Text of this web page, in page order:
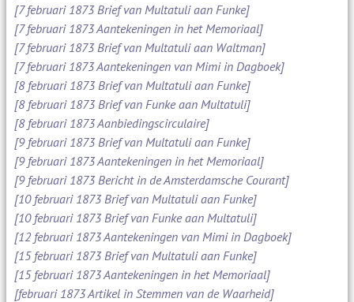
[7 februari 1873 Brief van Multatuli aan Funke]
[7 februari 1873 Aantekeningen in het Memoriaal]
[7 februari 1873 Brief van Multatuli aan Waltman]
[7 februari 1873 Aantekeningen van Mimi in Dagboek]
[8 februari 1873 Brief van Multatuli aan Funke]
[8 februari 1873 Brief van Funke aan Multatuli]
[8 februari 1873 Aanbiedingscirculaire]
[9 februari 1873 Brief van Multatuli aan Funke]
[9 februari 1873 Aantekeningen in het Memoriaal]
[9 februari 1873 Bericht in de Amsterdamsche Courant]
[10 februari 1873 Brief van Multatuli aan Funke]
[10 februari 1873 Brief van Funke aan Multatuli]
[12 februari 1873 Aantekeningen van Mimi in Dagboek]
[15 februari 1873 Brief van Multatuli aan Funke]
[15 februari 1873 Aantekeningen in het Memoriaal]
[februari 1873 Artikel in Stemmen van de Waarheid]